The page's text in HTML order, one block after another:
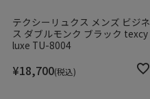
テクシーリュクス メンズ ビジネ
ス ダブルモンク ブラック texcy
luxe TU-8004
¥18,700 税込